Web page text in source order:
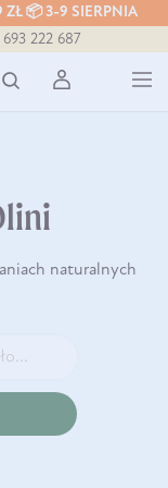
ZŁ 📦 3-9 SIERPNIA
693 222 687
naturalnych